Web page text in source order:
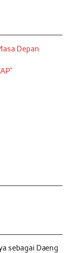
Depan
sebagai Daeng